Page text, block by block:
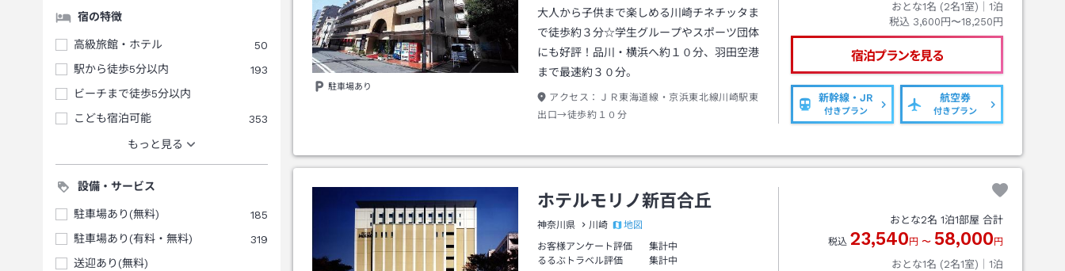
宿の特徴
高級旅館・ホテル
50
駅から徒歩5分以内
193
ビーチまで徒歩5分以内
こども宿泊可能
353
もっと見る
設備・サービス
駐車場あり(無料)
185
駐車場あり(有料・無料)
319
送迎あり(無料)
駐車場あり
大人から子供まで楽しめる川崎チネチッタま
で徒歩約３分☆学生グループやスポーツ団体
にも好評！品川・横浜へ約１０分、羽田空港
まで最速約３０分。
アクセス：
ＪＲ東海道線・京浜東北線川崎駅東
出口→徒歩約１０分
おとな1名 (2名1室)｜ 1泊
税込 3,600円〜18,250円
宿泊プランを見る
新幹線・JR
付きプラン
航空券
付きプラン
ホテルモリノ新百合丘
神奈川県 川崎
地図
お客様アンケート評価
集計中
るるぶトラベル評価
集計中
おとな2名 1泊1部屋 合計
税込 23,540 円 〜 58,000 円
おとな1名 (2名1室)｜ 1泊